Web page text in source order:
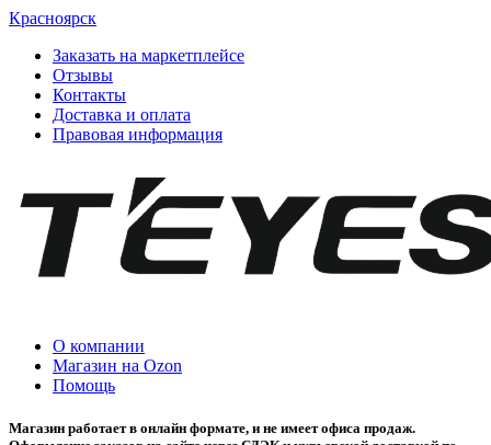
Красноярск
Заказать на маркетплейсе
Отзывы
Контакты
Доставка и оплата
Правовая информация
О компании
Магазин на Ozon
Помощь
Магазин работает в онлайн формате, и не имеет офиса продаж.